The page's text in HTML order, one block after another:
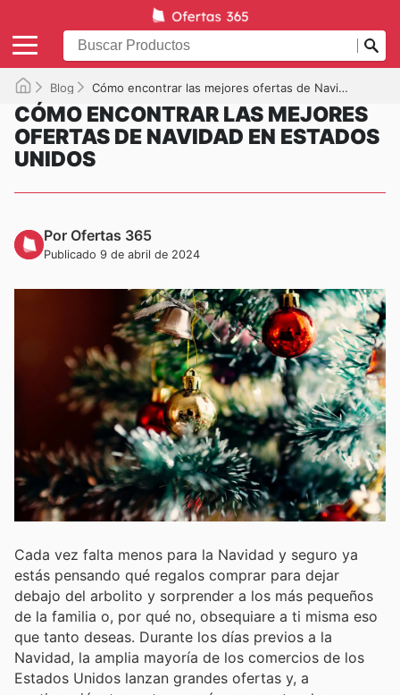
Blog Cómo encontrar las mejores ofertas de Navidad en Estados Unidos
CÓMO ENCONTRAR LAS MEJORES
OFERTAS DE NAVIDAD EN ESTADOS
UNIDOS
Por Ofertas 365
Publicado 9 de abril de 2024
Cada vez falta menos para la Navidad y seguro ya
estás pensando qué regalos comprar para dejar
debajo del arbolito y sorprender a los más pequeños
de la familia o, por qué no, obsequiare a ti misma eso
que tanto deseas. Durante los días previos a la
Navidad, la amplia mayoría de los comercios de los
Estados Unidos lanzan grandes ofertas y, a